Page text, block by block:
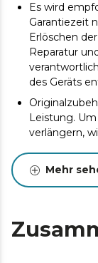
Es wird
Garantiezeit
Erlöschen
Reparatur
des Geräts
Leistung.
verlängern,
Mehr